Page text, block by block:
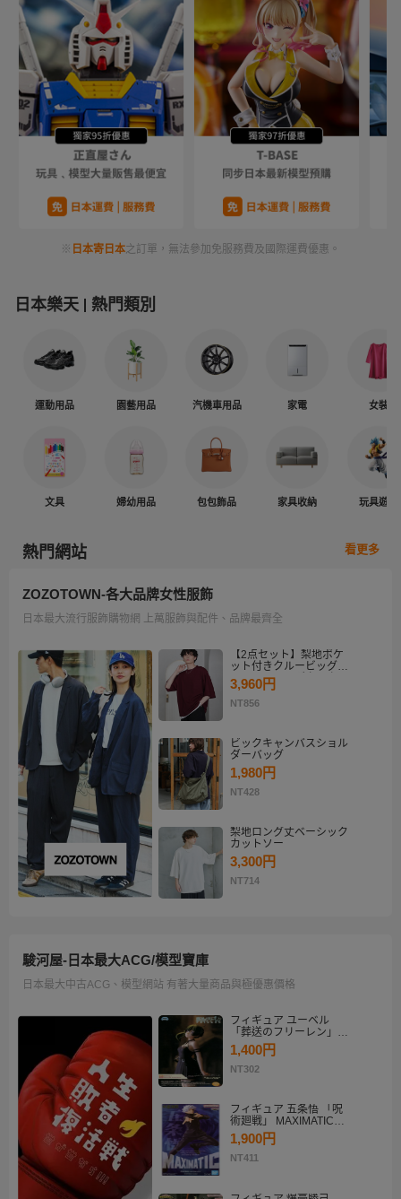
※ 日本寄日本之訂單，無法參加免服務費及國際運費優惠。
日本樂天 熱門類別
運動用品 園藝用品 汽機車用品 家電 女裝
文具 婦幼用品 包包飾品 家具收納 玩具遊戲
熱門網站 看更多
ZOZOTOWN-各大品牌女性服飾
日本最大流行服飾購物網 上萬服飾與配件、品牌最齊全
【2点セット】梨地ポケ
ット付きクルービッグT
シャツ＆ロングタンクト
ップアンサンブルセット
3,960円
NT856
ビックキャンバスショル
ダーバッグ
1,980円
NT428
梨地ロング丈ベーシック
カットソー
3,300円
NT714
駿河屋-日本最大ACG/模型寶庫
日本最大中古ACG、模型網站 有著大量商品與極優惠價格
フィギュア ユーベル
「葬送のフリーレン」
Desktop×Decorate
Collection“ユーベル”
1,400円
NT302
フィギュア 五条悟 「呪
術廻戦」 MAXIMATIC
SATORU GOJO
1,900円
NT411